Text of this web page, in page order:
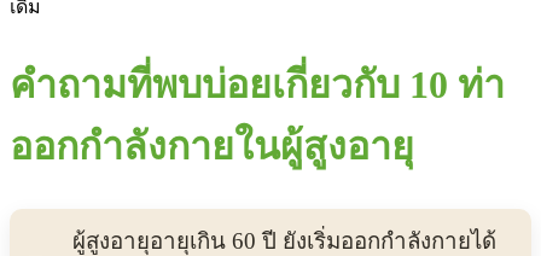
เดิม
คำถามที่พบบ่อยเกี่ยวกับ 10 ท่า
ออกกำลังกายในผู้สูงอายุ
ผู้สูงอายุอายุเกิน 60 ปี ยังเริ่มออกกำลังกายได้